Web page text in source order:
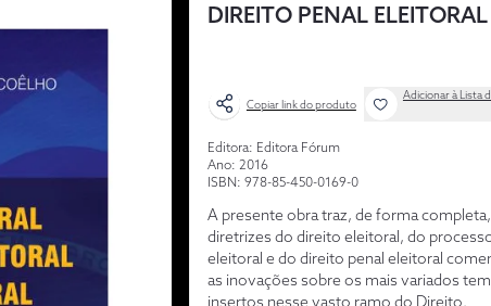
DIREITO PENAL ELEITORAL
Copiar link do produto
Adicionar à Lista
Editora: Editora Fórum
Ano: 2016
ISBN: 978-85-450-0169-0
A presente obra traz, de forma
diretrizes do direito eleitoral, do
eleitoral e do direito penal eleitoral
as inovações sobre os mais variados
insertos nesse vasto ramo do Direito.